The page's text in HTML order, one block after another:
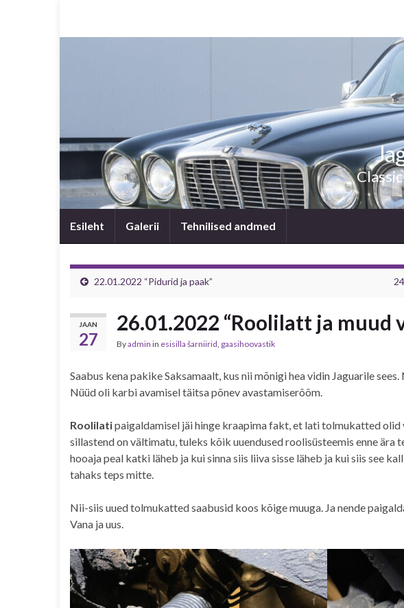
Esileht Galerii Tehnilised andmed
22.01.2022 “Pidurid ja paak”
JAAN
27
26.01.2022 “Roolilatt ja muud
Byadmin in esisilla šarniirid, gaasihoovastik
Saabus kena pakike Saksamaalt, kus nii mõnigi hea vidin Jaguarile
Nüüd oli karbi avamisel täitsa põnev avastamiserõõm.
Roolilatipaigaldamisel jäi hinge kraapima fakt, et lati tolmukatted olid
sillastend on vältimatu, tuleks kõik uuendused roolisüsteemis enne ära
hooaja peal katki läheb ja kui sinna siis liiva sisse läheb ja kui siis see
tahaks teps mitte.
Nii-siis uued tolmukatted saabusid koos kõige muuga. Ja nende
Vana ja uus.